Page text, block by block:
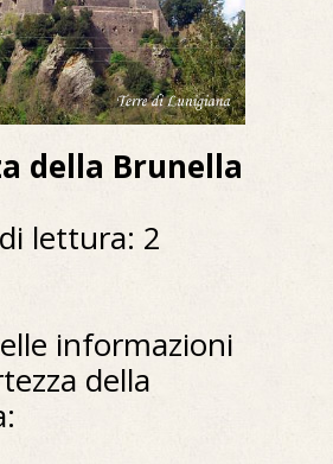
della Brunella
lettura: 2
informazioni
della